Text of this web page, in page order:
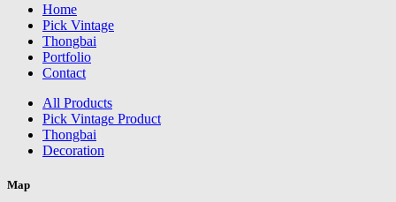
Home
Pick Vintage
Thongbai
Portfolio
Contact
All Products
Pick Vintage Product
Thongbai
Decoration
Map